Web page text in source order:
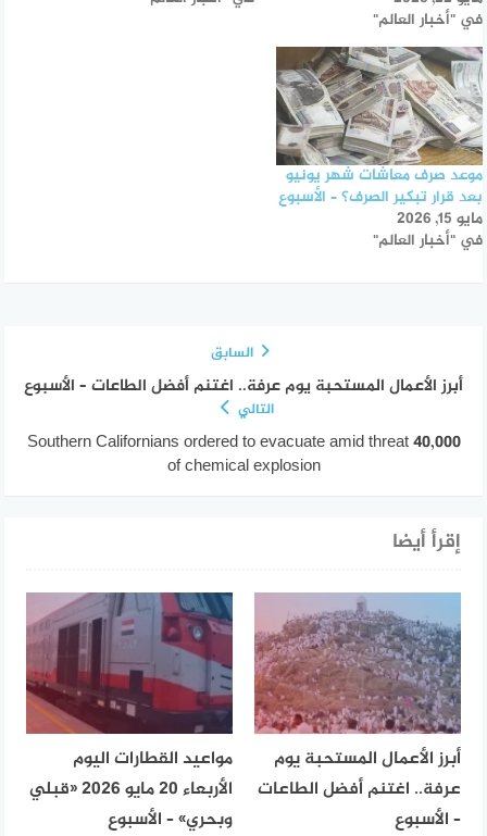
في "أخبار العالم"
موعد صرف معاشات شهر يونيو
بعد قرار تبكير الصرف؟ – الأسبوع
مايو 15, 2026
في "أخبار العالم"
السابق
أبرز الأعمال المستحبة يوم عرفة.. اغتنم أفضل الطاعات – الأسبوع
التالي
40,000 Southern Californians ordered to evacuate amid threat
of chemical explosion
إقرأ أيضا
أبرز الأعمال المستحبة يوم
عرفة.. اغتنم أفضل الطاعات
– الأسبوع
مواعيد القطارات اليوم
الأربعاء 20 مايو 2026 «قبلي
وبحري» – الأسبوع